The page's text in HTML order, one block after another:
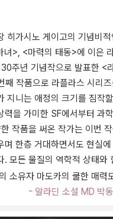
히가시노 게이고의 기념비
녀>, <마력의 태동>에 이은
주년 기념작으로 발표한 <
째 작품으로 라플라스 시리
지니는 애정의 크기를 짐작
력을 가미한 SF에서부터 과
작품을 써온 작가는 이번 작
며 한층 거대하면서도 현실
. 모든 물질의 역학적 상태와
소유자 마도카의 쿨한 매력
- 알라딘 소설 MD 박